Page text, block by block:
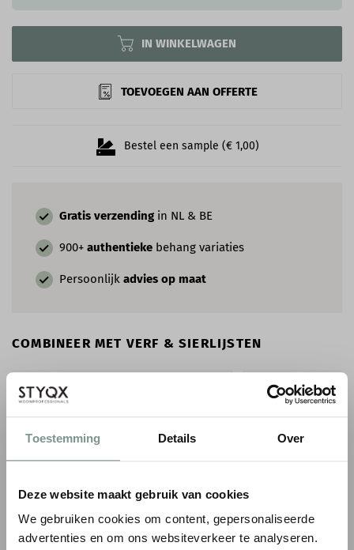
Toestemming Details Over
Deze website maakt gebruik van cookies
We gebruiken cookies om content, gepersonaliseerde
advertenties en om ons websiteverkeer te analyseren.
Gratis verzending in NL & BE
900+ authentieke behang variaties
Persoonlijk advies op maat
COMBINEER MET VERF & SIERLIJSTEN
ORAC WANDLIJST PX120 ORAC WANDLIJST
Bestel een sample (€ 1,00)
IN WINKELWAGEN
TOEVOEGEN AAN OFFERTE